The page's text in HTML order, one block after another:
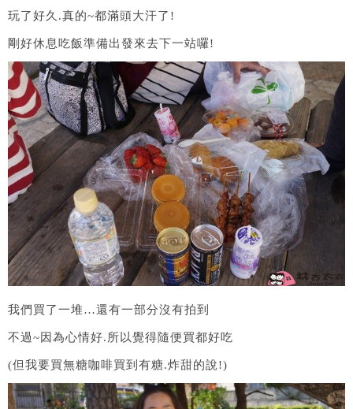
玩了好久.真的~都滿頭大汗了!
剛好休息吃飯準備出發來去下一站囉!
我們買了一堆…還有一部分沒有拍到
不過~因為心情好.所以覺得隨便買都好吃
(但我要買無糖咖啡買到有糖.炸甜的說!)